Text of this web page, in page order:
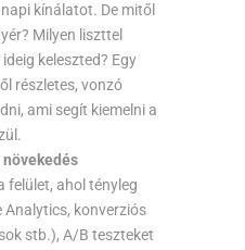
kínálatot. De mitől
Milyen liszttel
keleszted? Egy
részletes, vonzó
ami segít kiemelni a
felület, ahol tényleg
Analytics, konverziós
stb.), A/B teszteket